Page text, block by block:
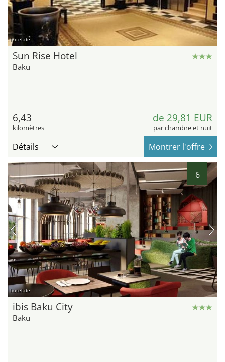
hotel.de
Sun Rise Hotel
Baku
6,43
kilomètres
de 29,81 EUR
par chambre et nuit
Détails Montrer l'offre
6
hotel.de
ibis Baku City
Baku